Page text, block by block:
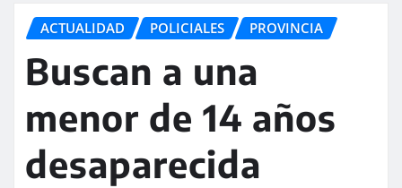
ACTUALIDAD POLICIALES PROVINCIA
Buscan a una
menor de 14 años
desaparecida